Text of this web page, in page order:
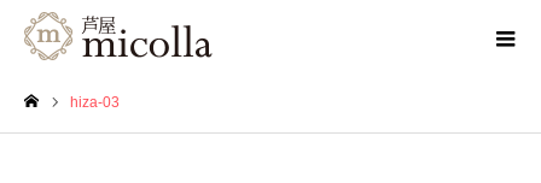
hiza-03